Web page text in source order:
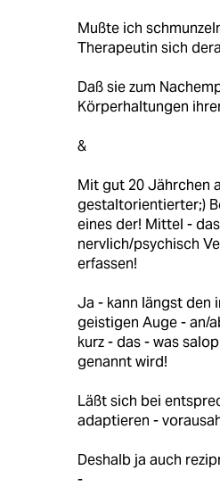
Mußte ich
Therapeutin sich
Daß sie zum
Körperhaltungen
&
Mit gut 20 Jährchen
gestaltorientierter;)
eines der! Mittel -
nervlich/psychisch
erfassen!
Ja - kann längst den
geistigen Auge - an/
kurz - das - was
genannt wird!
Läßt sich bei
adaptieren -
Deshalb ja auch
-